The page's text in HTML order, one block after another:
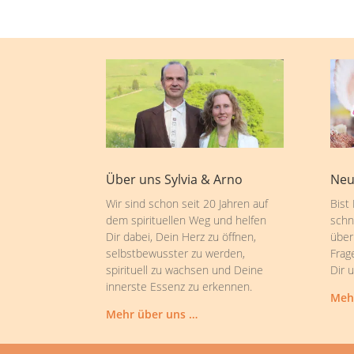
Über uns Sylvia & Arno
Wir sind schon seit 20 Jahren auf
dem spirituellen Weg und helfen
Dir dabei, Dein Herz zu öffnen,
selbstbewusster zu werden,
spirituell zu wachsen und Deine
innerste Essenz zu erkennen.
Mehr über uns …
Bist
Dir